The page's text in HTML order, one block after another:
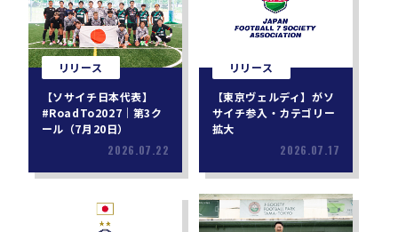
リリース
【ソサイチ日本代表】
#RoadTo2027｜第3ク
ール（7月20日）
2026.07.22
リリース
【東京ヴェルディ】がソ
サイチ参入・カテゴリー
拡大
2026.07.17